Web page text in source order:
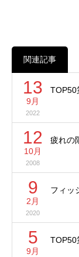
関連記事
13
9月
2022
TOP50
12
10月
2008
疲れの
9
2月
2020
フィッ
5
9月
TOP50